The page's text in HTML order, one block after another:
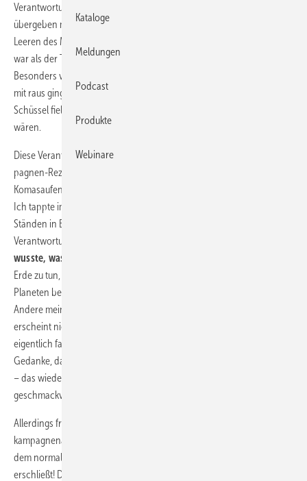
Verantwortung“, dass man nur so viel trank, dass man sich nicht
übergeben musste bzw. sich soweit im Griff hatte, dass man zum
Leeren des Mageninhalts einen Ort aufsuchte, der dafür geeigneter
war als der Teppich oder die Vase im Wohnzimmer des Gastgebers.
Besonders verantwortungsvoll war es dann, wenn ein guter Freund
mit raus ging, um einem den Kopf zu halten, damit dieser nicht in die
Schüssel fiel – womit wir wieder in der Sanitärbranche angekommen
wären.
Diese Verantwortung kann aber, soviel erschließt sich den Kam­
pagnen-Rezipienten, nicht gemeint sein. Verantwortungsvolles
Komasaufen – auch so ein Modewort... – ist nicht gemeint. Was dann?
Ich tappte im (nicht blauen) Nebel und war verwirrt. Also hin zu den
Ständen in Essen und Nürnberg und gefragt, was es mit blauer
Verantwortung auf sich hätte. Doch um es kurz zu machen:
wusste, was gemeint war!
Erde zu tun, die ja blau wäre (was die torkelnden Bewegungen unseres
Planeten bei der Rotation um die eigene Achse erklären könnte).
Andere meinten, es ginge um Wasser, das blau wäre. Aber auch das
erscheint nicht plausibel, da Wasser, wie man in der Schule lernt,
eigentlich farb- und überwiegend geschmacklos ist. Dann kam mir der
Gedanke, dass eventuell die Geschmacklosigkeit gemeint sein könnte
– das wiederum kann man von der Kampagne nicht sagen, sie ist
geschmackvoll fotografiert – das muss man ihr lassen.
Allerdings fragt man sich, warum in unserer nicht gerade
kampagnenarmen Branche eine Kam­pagne gefahren wird, die sich
dem normalen Branchenteilnehmer nicht auf den ersten Blick
erschließt! Die Verwirrung ist nachhaltig erfolgreich, wenn gar nicht
Kataloge
Meldungen
Podcast
Produkte
Webinare